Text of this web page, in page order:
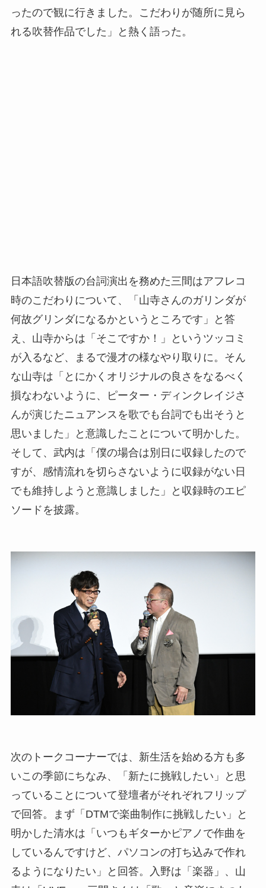
ったので観に行きました。こだわりが随所に見ら
れる吹替作品でした」と熱く語った。
日本語吹替版の台詞演出を務めた三間はアフレコ
時のこだわりについて、「山寺さんのガリンダが
何故グリンダになるかというところです」と答
え、山寺からは「そこですか！」というツッコミ
が入るなど、まるで漫才の様なやり取りに。そん
な山寺は「とにかくオリジナルの良さをなるべく
損なわないように、ピーター・ディンクレイジさ
んが演じたニュアンスを歌でも台詞でも出そうと
思いました」と意識したことについて明かした。
そして、武内は「僕の場合は別日に収録したので
すが、感情流れを切らさないように収録がない日
でも維持しようと意識しました」と収録時のエピ
ソードを披露。
次のトークコーナーでは、新生活を始める方も多
いこの季節にちなみ、「新たに挑戦したい」と思
っていることについて登壇者がそれぞれフリップ
で回答。まず「DTMで楽曲制作に挑戦したい」と
明かした清水は「いつもギターかピアノで作曲を
しているんですけど、パソコンの打ち込みで作れ
るようになりたい」と回答。入野は「楽器」、山